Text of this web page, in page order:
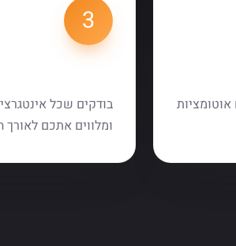
3
בודקים שכל
ומלווים אתכם לאורך